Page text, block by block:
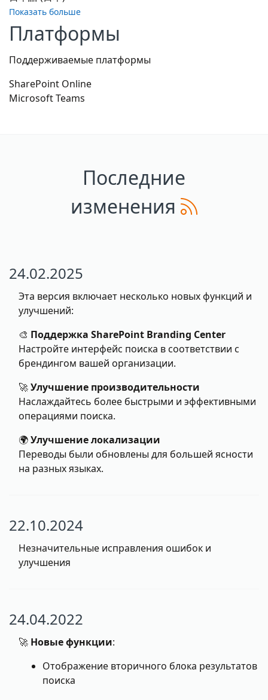
Показать больше
Платформы
Поддерживаемые платформы
SharePoint Online
Microsoft Teams
Последние
изменения
24.02.2025
Эта версия включает несколько новых функций и
улучшений:
🎨 Поддержка SharePoint Branding Center
Настройте интерфейс поиска в соответствии с
брендингом вашей организации.
🚀Улучшение производительности
Наслаждайтесь более быстрыми и эффективными
операциями поиска.
🌍Улучшение локализации
Переводы были обновлены для большей ясности
на разных языках.
22.10.2024
Незначительные исправления ошибок и
улучшения
24.04.2022
🚀 Новые функции:
Отображение вторичного блока результатов
поиска